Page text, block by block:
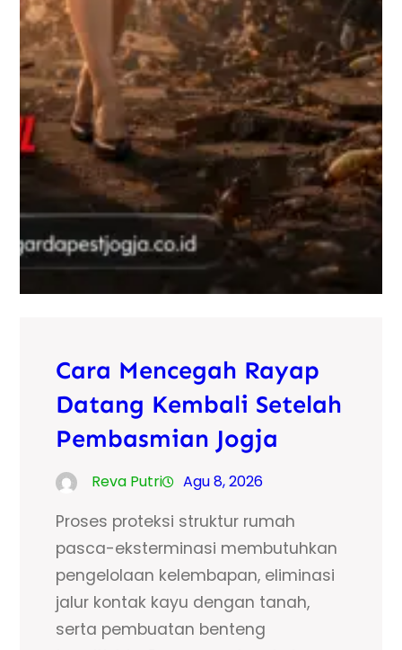
Cara Mencegah Rayap
Datang Kembali Setelah
Pembasmian Jogja
Reva Putri Agu 8, 2026
Proses proteksi struktur rumah
pasca-eksterminasi membutuhkan
pengelolaan kelembapan, eliminasi
jalur kontak kayu dengan tanah,
serta pembuatan benteng